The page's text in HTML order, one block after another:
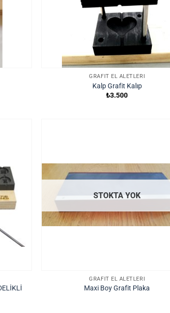
GRAFIT EL ALETLERI
Kalp Grafit Kalıp
₺3.500
STOKTA YOK
GRAFIT EL ALETLERI
Maxi Boy Grafit Plaka